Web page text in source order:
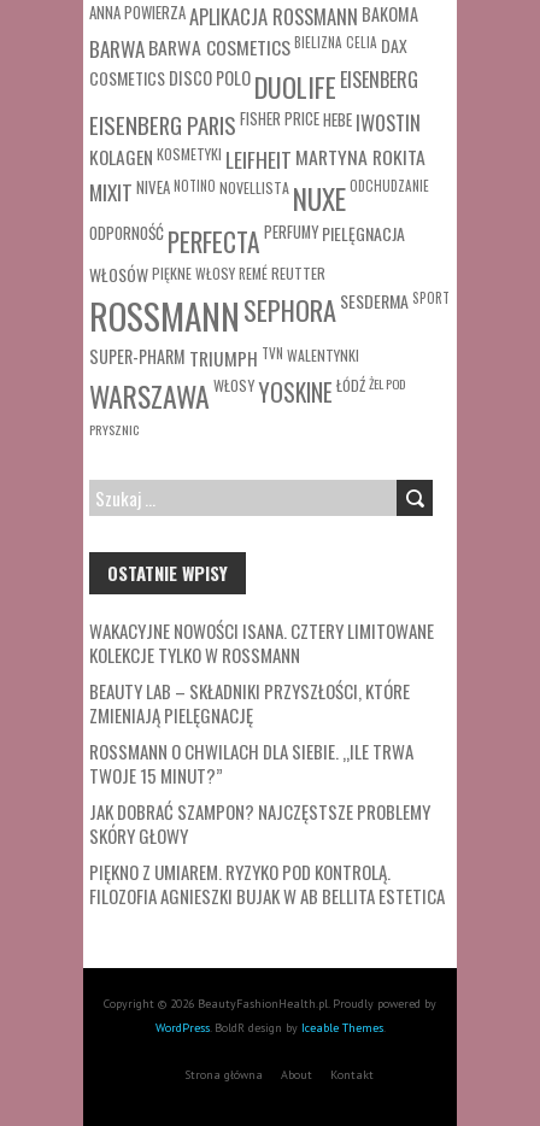
ANNA POWIERZAAPLIKACJA ROSSMANN BAKOMA
BARWABARWA COSMETICSBIELIZNACELIA DAX
COSMETICSDISCO POLODUOLIFE EISENBERG
EISENBERG PARIS FISHER PRICEHEBE IWOSTIN
KOLAGEN KOSMETYKI LEIFHEIT MARTYNA ROKITA
MIXIT NIVEANOTINO NOVELLISTA NUXEODCHUDZANIE
ODPORNOŚĆ PERFECTA PERFUMY PIELĘGNACJA
WŁOSÓWPIĘKNE WŁOSYREMÉREUTTER
ROSSMANNSEPHORASESDERMA SPORT
SUPER-PHARM TRIUMPH TVN WALENTYNKI
WARSZAWA WŁOSYYOSKINE ŁÓDŹŻEL POD
PRYSZNIC
SZUKAJ:
OSTATNIE WPISY
WAKACYJNE NOWOŚCI ISANA. CZTERY LIMITOWANE
KOLEKCJE TYLKO W ROSSMANN
BEAUTY LAB – SKŁADNIKI PRZYSZŁOŚCI, KTÓRE
ZMIENIAJĄ PIELĘGNACJĘ
ROSSMANN O CHWILACH DLA SIEBIE. „ILE TRWA
TWOJE 15 MINUT?”
JAK DOBRAĆ SZAMPON? NAJCZĘSTSZE PROBLEMY
SKÓRY GŁOWY
PIĘKNO Z UMIAREM. RYZYKO POD KONTROLĄ.
FILOZOFIA AGNIESZKI BUJAK W AB BELLITA ESTETICA
Copyright © 2026 BeautyFashionHealth.pl. Proudly powered by
WordPress. BoldR design by Iceable Themes.
Strona główna About Kontakt